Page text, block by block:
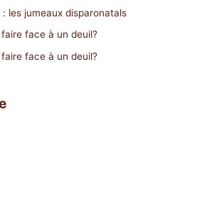
: les jumeaux disparonatals
face à un deuil?
face à un deuil?